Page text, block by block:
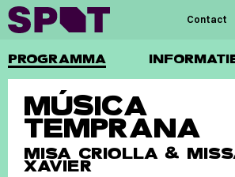
PROGRAMMA
Contact
MÚSICA
TEMPRANA
MISA CRIOLLA &
XAVIER